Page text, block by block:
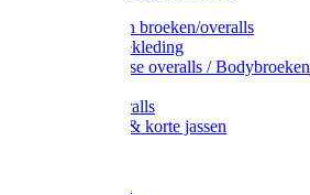
Toebehoren broeken/overalls
Signalisatiekleding
Amerikaanse overalls / Bodybroeken
Kinderoveralls
Stofjassen & korte jassen